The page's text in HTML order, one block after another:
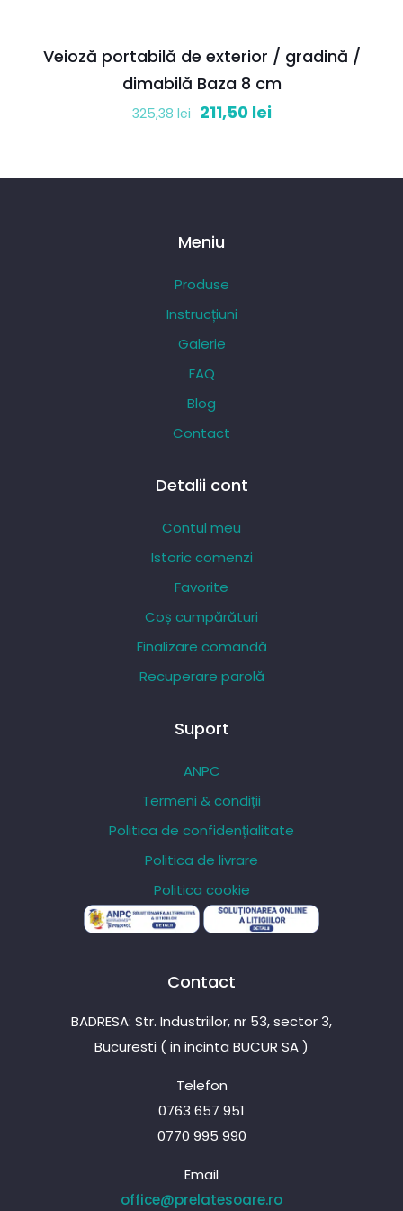
Veioză portabilă de exterior / gradină /
dimabilă Baza 8 cm
325,38lei Prețul
211,50 leiPrețul
Meniu
Produse
Instrucțiuni
Galerie
FAQ
Blog
Contact
Detalii cont
Contul meu
Istoric comenzi
Favorite
Coș cumpărături
Finalizare comandă
Recuperare parolă
Suport
ANPC
Termeni & condiții
Politica de confidențialitate
Politica de livrare
Politica cookie
Contact
BADRESA: Str. Industriilor, nr 53, sector 3,
Bucuresti ( in incinta BUCUR SA )
Telefon
0763 657 951
0770 995 990
Email
office@prelatesoare.ro